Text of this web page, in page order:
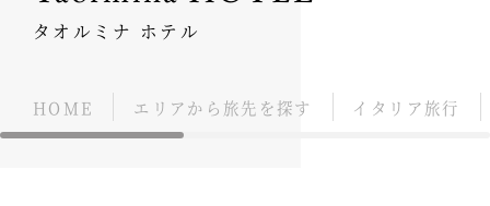
タオルミナ ホテル
HOME エリアから旅先を探す イタリア旅行